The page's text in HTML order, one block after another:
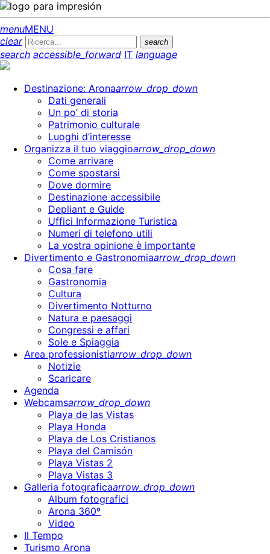
menuMENU
clear
search
search accessible_forward IT language
Destinazione: Aronaarrow_drop_down
Dati generali
Un po’ di storia
Patrimonio culturale
Luoghi d’interesse
Organizza il tuo viaggioarrow_drop_down
Come arrivare
Come spostarsi
Dove dormire
Destinazione accessibile
Depliant e Guide
Uffici Informazione Turistica
Numeri di telefono utili
La vostra opinione è importante
Divertimento e Gastronomiaarrow_drop_down
Cosa fare
Gastronomia
Cultura
Divertimento Notturno
Natura e paesaggi
Congressi e affari
Sole e Spiaggia
Area professionistiarrow_drop_down
Notizie
Scaricare
Agenda
Webcamsarrow_drop_down
Playa de las Vistas
Playa Honda
Playa de Los Cristianos
Playa del Camisón
Playa Vistas 2
Playa Vistas 3
Galleria fotograficaarrow_drop_down
Album fotografici
Arona 360º
Video
Il Tempo
Turismo Arona